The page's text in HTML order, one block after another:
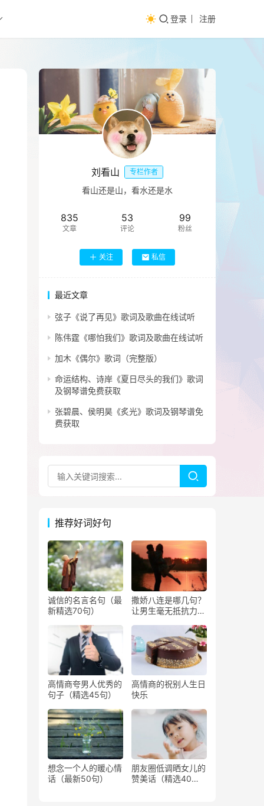
登录 注册
刘看山 专栏作者
看山还是山，看水还是水
835
文章
53
评论
99
粉丝
关注 私信
最近文章
弦子《说了再见》歌词及歌曲在线试听
陈伟霆《哪怕我们》歌词及歌曲在线试听
加木《偶尔》歌词（完整版）
命运结构、诗岸《夏日尽头的我们》歌词
及钢琴谱免费获取
张碧晨、侯明昊《炙光》歌词及钢琴谱免
费获取
推荐好词好句
诚信的名言名句（最
新精选70句）
撒娇八连是哪几句？
让男生毫无抵抗力撒
高情商夸男人优秀的
句子（精选45句）
高情商的祝别人生日
快乐
想念一个人的暖心情
话（最新50句）
朋友圈低调晒女儿的
赞美话（精选40